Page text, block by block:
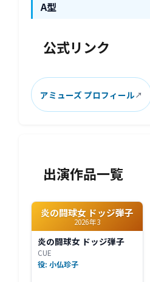
A型
公式リンク
アミューズ プロフィール
出演作品一覧
炎の闘球女 ドッジ弾子
2026年3
炎の闘球女 ドッジ弾子
CUE
役: 小仏珍子